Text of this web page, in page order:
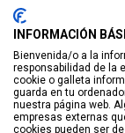
No se encontraron
Iniciar sesión
VISTO
No hay productos
INFORMACIÓN
Bienvenida/o a la
responsabilidad de la
cookie o galleta
guarda en tu
nuestra página web.
empresas externas
cookies pueden ser